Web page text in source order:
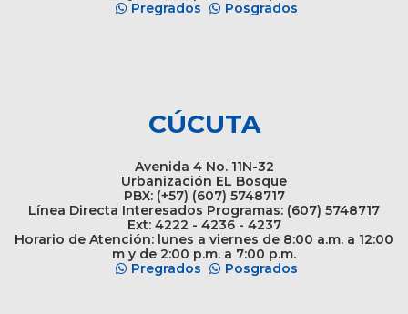
Pregrados
Posgrados
CÚCUTA
Avenida 4 No. 11N-32
Urbanización EL Bosque
PBX: (+57) (607) 5748717
Línea Directa Interesados Programas: (607) 5748717
Ext: 4222 - 4236 - 4237
Horario de Atención: lunes a viernes de 8:00 a.m. a 12:00
m y de 2:00 p.m. a 7:00 p.m.
Pregrados
Posgrados